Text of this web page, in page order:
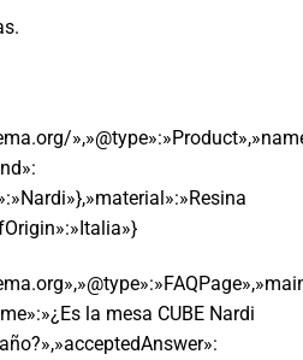
la mesa CUBE Nardi